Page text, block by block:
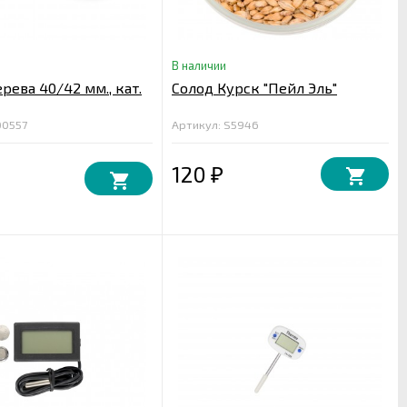
40/42 мм., кат.
В наличии
Солод Курск "Пейл Эль"
Артикул: S5946
120 ₽